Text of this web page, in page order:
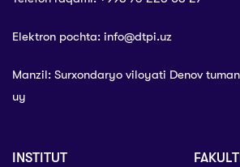
Elektron pochta: info@dtpi.uz
Manzil: Surxondaryo viloyati Denov tumani
uy
INSTITUT